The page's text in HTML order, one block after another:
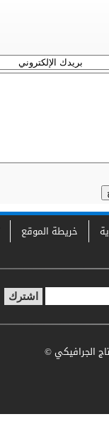
خريطة الموقع
الجرافيكي ©